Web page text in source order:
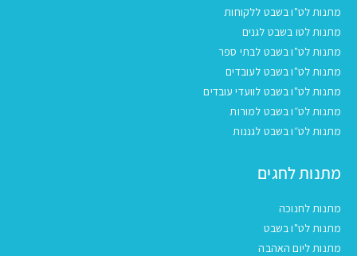
מתנות לט"ו בשבט ללקוחות
מתנות לטו בשבט לגנים
מתנות לט"ו בשבט לבתי ספר
מתנות לט"ו בשבט לעובדים
מתנות לט"ו בשבט לוועדי עובדים
מתנות לט״ו בשבט למורות
מתנות לט״ו בשבט לגננות
מתנות לחגים
מתנות לחנוכה
מתנות לט"ו בשבט
מתנות ליום האהבה